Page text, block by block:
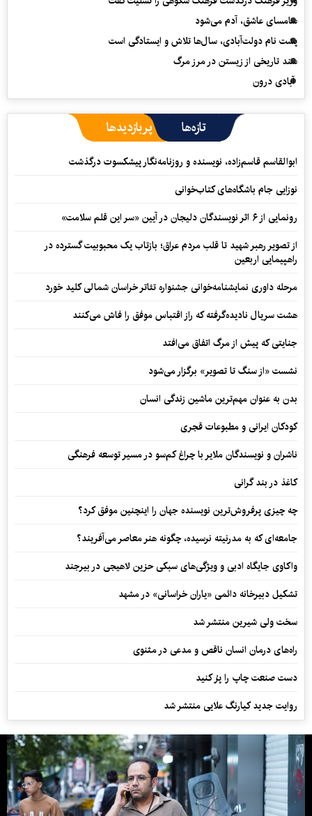
سامسای عاشق، آدم می‌شود
پشت نام دولت‌آبادی، سال‌ها تلاش و ایستادگی است
سند تاریخی از زیستن در مرز مرگ
آبادی درون
تازه‌ها پربازدیدها
ابوالقاسم قاسم‌زاده، نویسنده و روزنامه‌نگار پیشکسوت درگذشت
نوزایی جام باشگاه‌های کتاب‌خوانی
رونمایی از ۶ اثر نویسندگان دلیجان در آیین «سر این قلم سلامت»
از تصویر رهبر شهید تا قلب مردم عراق؛ بازتاب یک محبوبیت گسترده در
راهپیمایی اربعین
مرحله داوری نمایشنامه‌خوانی جشنواره تئاتر خراسان شمالی کلید خورد
هشت سریال نادیده‌گرفته که راز اقتباس موفق را فاش می‌کنند
جنایتی که پیش از مرگ اتفاق می‌افتد
نشست «از سنگ تا تصویر» برگزار می‌شود
بدن به عنوان مهم‌ترین ماشین زندگی انسان
کودکان ایرانی و مطبوعات قجری
ناشران و نویسندگان ملایر با چراغ کم‌سو در مسیر توسعه فرهنگی
کاغذ در بند گرانی
چه چیزی پرفروش‌ترین نویسنده جهان را اینچنین موفق کرد؟
جامعه‌ای که به مدرنیته نرسیده، چگونه هنر معاصر می‌آفریند؟
واکاوی جایگاه ادبی و ویژگی‌های سبکی حزین لاهیجی در بیرجند
تشکیل دبیرخانه دائمی «یاران خراسانی» در مشهد
سخت ولی شیرین منتشر شد
راه‌های درمان انسان ناقص و مدعی در مثنوی
دست صنعت چاپ را پرُ کنید
روایت جدید کیارنگ علایی منتشر شد